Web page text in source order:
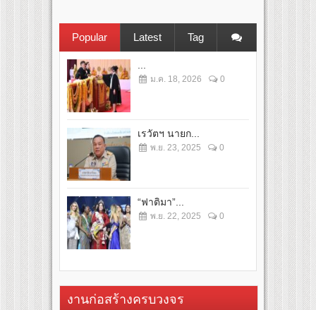
Popular Latest Tag
ม.ค. 18, 2026 0
เรวัตฯ นายก...
พ.ย. 23, 2025 0
“ฟาติมา”...
พ.ย. 22, 2025 0
งานก่อสร้างครบวงจร